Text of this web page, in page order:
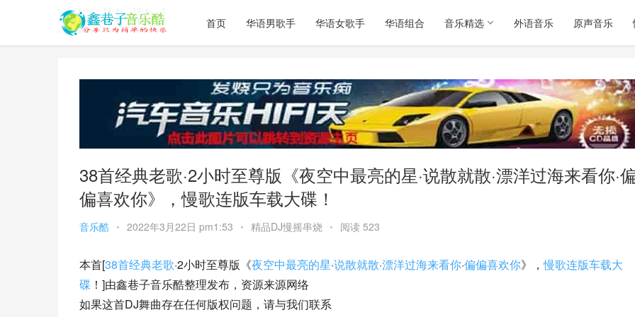
首页 华语男歌手 华语女歌手 华语组合 音乐精选 外语音乐 原声音乐
38首经典老歌·2小时至尊版《夜空中最亮的星·说散就散·漂洋过海来看你·
偏喜欢你》，慢歌连版车载大碟！
音乐酷 • 2022年3月22日 pm1:53 • 精品DJ慢摇串烧 • 阅读 523
本首[38首经典老歌·2小时至尊版《夜空中最亮的星·说散就散·漂洋过海来看你·偏偏喜欢你》，慢歌连版车载大
碟 ！]由鑫巷子音乐酷整理发布，资源来源网络
如果这首DJ舞曲存在任何版权问题，请与我们联系